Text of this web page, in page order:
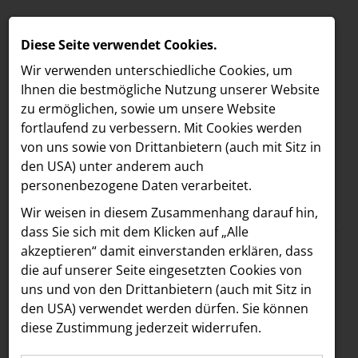
MELDUNGEN
LOEBELL NORDBERG
INNER
aehre
Astoria Artshow
B/S/H Hausgeräte
Meldungen /
Text Bilder
14.04.2025
AERON Pop-Up im
Concept Store PARK
Diese Seite verwendet Cookies.
Wir verwenden unterschiedliche Cookies, um
Ihnen die best­mögliche Nutzung unserer Website
zu ermöglichen, sowie um unsere Website
fortlaufend zu verbessern. Mit Cookies werden
von uns sowie von Drittanbietern (auch mit Sitz in
den USA) unter anderem auch
personenbezogene Daten verarbeitet.
Wir weisen in diesem Zusammenhang darauf hin,
dass Sie sich mit dem Klicken auf „Alle
akzeptieren“ damit ein­ver­standen erklären, dass
die auf unserer Seite eingesetzten Cookies von
uns und von den Drittanbietern (auch mit Sitz in
den USA) verwendet werden dürfen. Sie können
diese Zustimmung jederzeit widerrufen.